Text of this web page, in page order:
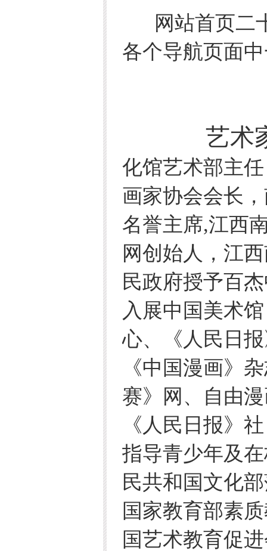
网站首页二十
各个导航页面
艺术家
化馆艺术部主
画家协会会长
名誉主席,江西
网创始人，江
民政府授予百
入展中国美术
心、《人民日
《中国漫画》
赛》网、自由
《人民日报》
指导青少年及
民共和国文化
国家教育部素
国艺术教育促